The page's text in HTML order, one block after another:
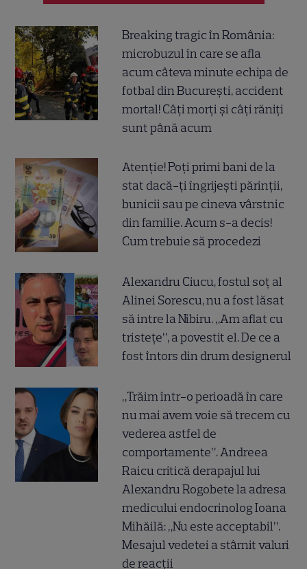
Breaking tragic în România:
microbuzul în care se afla
acum câteva minute echipa de
fotbal din București, accident
mortal! Câți morți și câți răniți
sunt până acum
Atenție! Poți primi bani de la
stat dacă-ți îngrijești părinții,
bunicii sau pe cineva vârstnic
din familie. Acum s-a decis!
Cum trebuie să procedezi
Alexandru Ciucu, fostul soț al
Alinei Sorescu, nu a fost lăsat
să intre la Nibiru. „Am aflat cu
tristețe”, a povestit el. De ce a
fost întors din drum designerul
„Trăim într-o perioadă în care
nu mai avem voie să trecem cu
vederea astfel de
comportamente”. Andreea
Raicu critică derapajul lui
Alexandru Rogobete la adresa
medicului endocrinolog Ioana
Mihăilă: „Nu este acceptabil”.
Mesajul vedetei a stârnit valuri
de reacții